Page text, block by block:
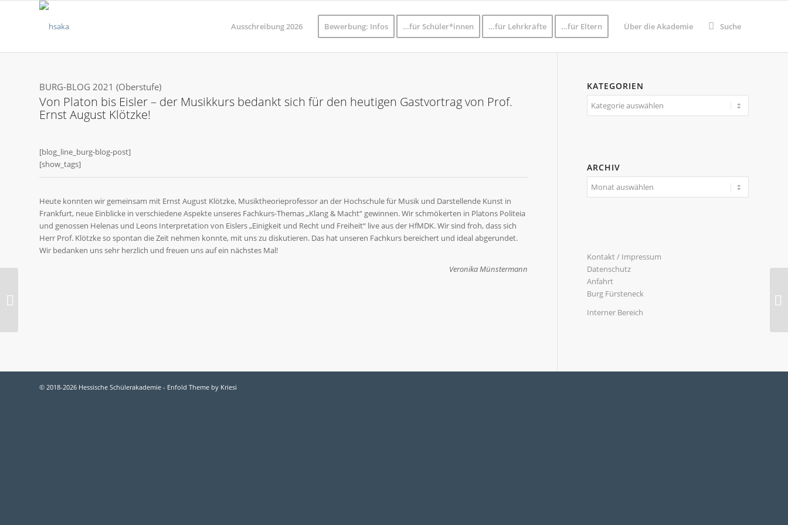
Ausschreibung 2026 Bewerbung: Infos …für Schüler*innen …für Lehrkräfte …für Eltern Über die Akademie Suche
BURG-BLOG 2021 (Oberstufe)
Von Platon bis Eisler – der Musikkurs bedankt sich für den heutigen Gastvortrag von Prof.
Ernst August Klötzke!
[blog_line_burg-blog-post]
[show_tags]
Heute konnten wir gemeinsam mit Ernst August Klötzke, Musiktheorieprofessor an der Hochschule für Musik und Darstellende Kunst in
Frankfurt, neue Einblicke in verschiedene Aspekte unseres Fachkurs-Themas „Klang & Macht“ gewinnen. Wir schmökerten in Platons Politeia
und genossen Helenas und Leons Interpretation von Eislers „Einigkeit und Recht und Freiheit“ live aus der HfMDK. Wir sind froh, dass sich
Herr Prof. Klötzke so spontan die Zeit nehmen konnte, mit uns zu diskutieren. Das hat unseren Fachkurs bereichert und ideal abgerundet.
Wir bedanken uns sehr herzlich und freuen uns auf ein nächstes Mal!
Veronika Münstermann
KATEGORIEN
Kategorien
ARCHIV
Kontakt / Impressum
Datenschutz
Anfahrt
Burg Fürsteneck
Interner Bereich
© 2018-2026 Hessische Schülerakademie - Enfold Theme by Kriesi